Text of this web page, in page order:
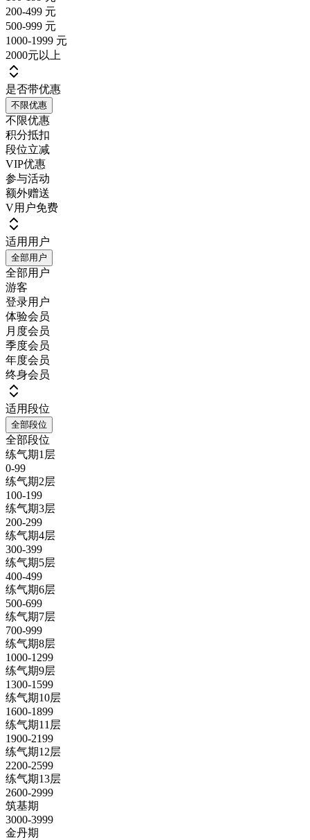
200-499 元
500-999 元
1000-1999 元
2000元以上
是否带优惠
不限优惠
不限优惠
积分抵扣
段位立减
VIP优惠
参与活动
额外赠送
V用户免费
适用用户
全部用户
全部用户
游客
登录用户
体验会员
月度会员
季度会员
年度会员
终身会员
适用段位
全部段位
全部段位
练气期1层
0-99
练气期2层
100-199
练气期3层
200-299
练气期4层
300-399
练气期5层
400-499
练气期6层
500-699
练气期7层
700-999
练气期8层
1000-1299
练气期9层
1300-1599
练气期10层
1600-1899
练气期11层
1900-2199
练气期12层
2200-2599
练气期13层
2600-2999
筑基期
3000-3999
金丹期